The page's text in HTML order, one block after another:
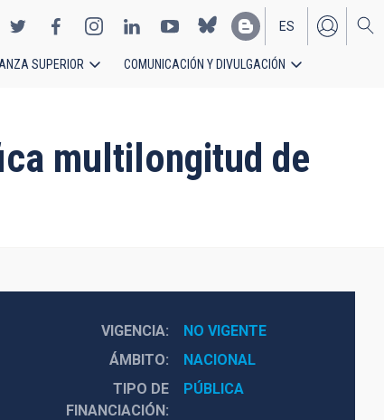
EN
ES
SUPERIOR COMUNICACIÓN Y DIVULGACIÓN
multilongitud de
VIGENCIA
NO VIGENTE
ÁMBITO
NACIONAL
TIPO DE
FINANCIACIÓN
PÚBLICA